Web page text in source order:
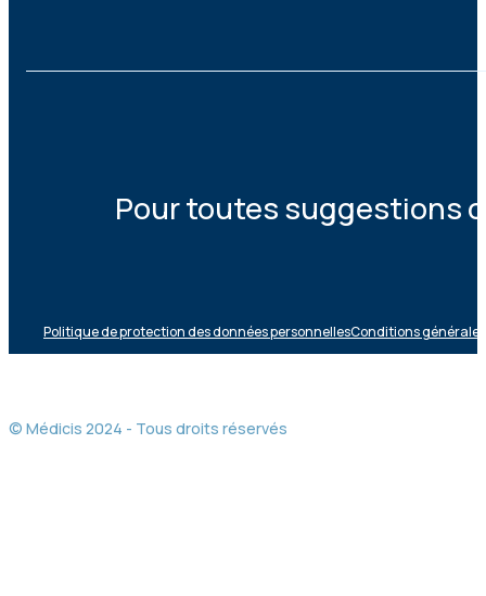
Pour toutes suggestions
Politique de protection des données personnellesConditions
© Médicis 2024 - Tous droits réservés